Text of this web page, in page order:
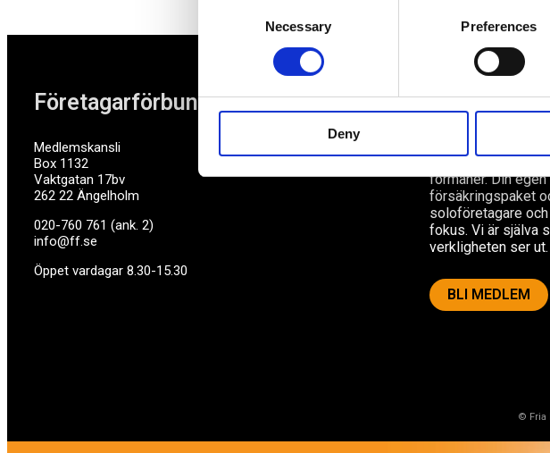
Necessary Preferences
Deny
Företagarförbundet
Medlemskansli
Box 1132
Vaktgatan 17bv
262 22 Ängelholm
020-760 761 (ank. 2)
info@ff.se
Öppet vardagar 8.30-15.30
Av
förmåner. Din
försäkringspaket
soloföretagare
fokus. Vi är själva
verkligheten ser ut.
BLI MEDLEM
© Fria